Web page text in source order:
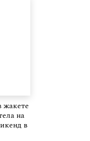
жакете
на
в